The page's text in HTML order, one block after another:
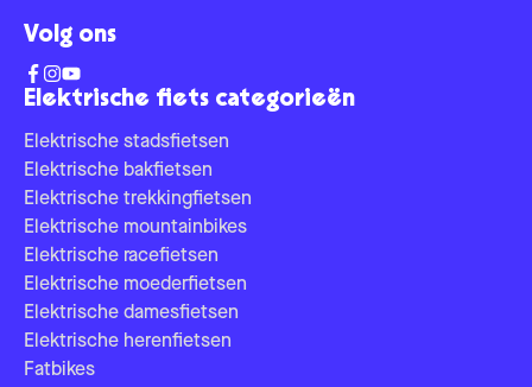
Elektrische fiets categorieën
Elektrische stadsfietsen
Elektrische bakfietsen
Elektrische trekkingfietsen
Elektrische mountainbikes
Elektrische racefietsen
Elektrische moederfietsen
Elektrische damesfietsen
Elektrische herenfietsen
Fatbikes
Volg ons